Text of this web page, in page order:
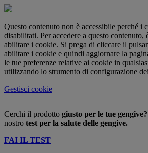
Questo contenuto non è accessibile perché i
disabilitati. Per accedere a questo contenuto,
abilitare i cookie. Si prega di cliccare il
abilitare i cookie e quindi aggiornare la
le tue preferenze relative ai cookie in
utilizzando lo strumento di configurazione
Gestisci cookie
Cerchi il prodotto giusto per le tue gengive?
nostro test per la salute delle gengive.
FAI IL TEST